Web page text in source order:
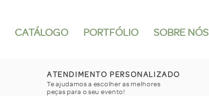
CATÁLOGO PORTFÓLIO SOBRE NÓS
ATENDIMENTO PERSONALIZADO
Te ajudamos a escolher as melhores
peças para o seu evento!